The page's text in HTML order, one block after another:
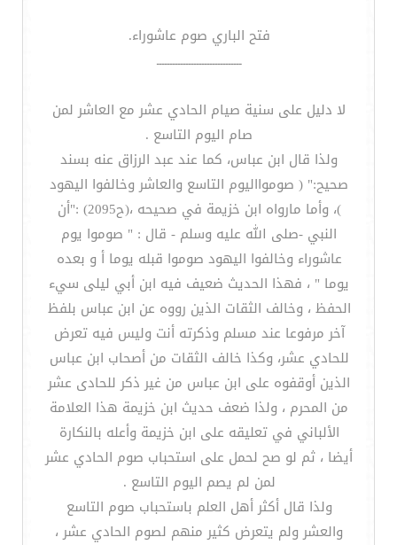
فتح الباري صوم عاشوراء.
ــــــــــــــــــــــــــــــــ
لا دليل على سنية صيام الحادي عشر مع العاشر لمن
صام اليوم التاسع .
ولذا قال ابن عباس، كما عند عبد الرزاق عنه بسند
صحيح:" ( صوموااليوم التاسع والعاشر وخالفوا اليهود
)، وأما مارواه ابن خزيمة في صحيحه ،(ح2095) :"أن
النبي -صلى الله عليه وسلم - قال : " صوموا يوم
عاشوراء وخالفوا اليهود صوموا قبله يوما أ و بعده
يوما " ، فهذا الحديث ضعيف فيه ابن أبي ليلى سيء
الحفظ ، وخالف الثقات الذين رووه عن ابن عباس بلفظ
آخر مرفوعا عند مسلم وذكرته أنت وليس فيه تعرض
للحادي عشر، وكذا خالف الثقات من أصحاب ابن عباس
الذين أوقفوه على ابن عباس من غير ذكر للحادى عشر
من المحرم ، ولذا ضعف حديث ابن خزيمة هذا العلامة
الألباني في تعليقه على ابن خزيمة وأعله بالنكارة
أيضا ، ثم لو صح لحمل على استحباب صوم الحادي عشر
لمن لم يصم اليوم التاسع .
ولذا قال أكثر أهل العلم باستحباب صوم التاسع
والعشر ولم يتعرض كثير منهم لصوم الحادي عشر ،